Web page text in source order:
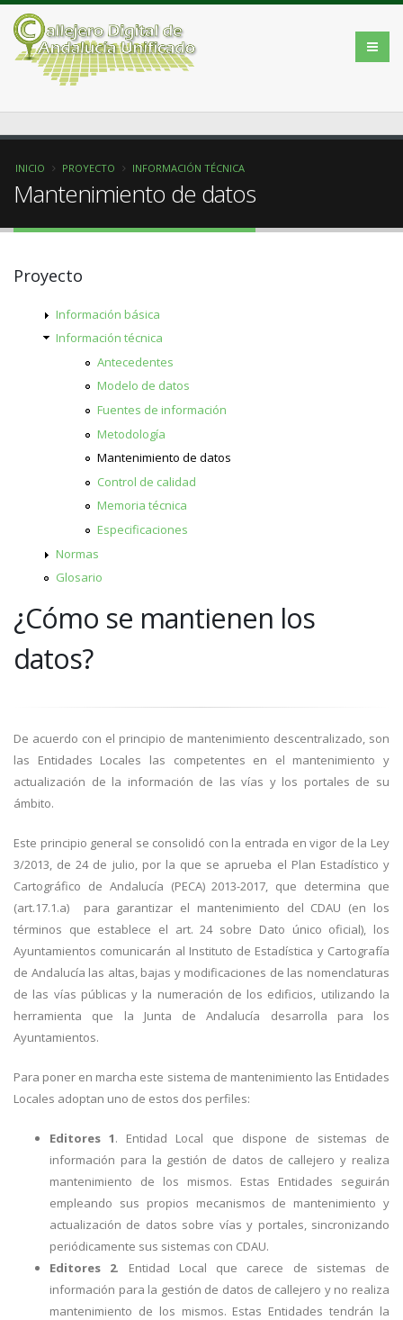
INICIO PROYECTO INFORMACIÓN TÉCNICA
Mantenimiento de datos
Proyecto
Información básica
Información técnica
Antecedentes
Modelo de datos
Fuentes de información
Metodología
Mantenimiento de datos
Control de calidad
Memoria técnica
Especificaciones
Normas
Glosario
¿Cómo se mantienen los
datos?
De acuerdo con el principio de mantenimiento descentralizado, son
las Entidades Locales las competentes en el mantenimiento y
actualización de la información de las vías y los portales de su
ámbito.
Este principio general se consolidó con la entrada en vigor de la Ley
3/2013, de 24 de julio, por la que se aprueba el Plan Estadístico y
Cartográfico de Andalucía (PECA) 2013-2017, que determina que
(art.17.1.a) para garantizar el mantenimiento del CDAU (en los
términos que establece el art. 24 sobre Dato único oficial), los
Ayuntamientos comunicarán al Instituto de Estadística y Cartografía
de Andalucía las altas, bajas y modificaciones de las nomenclaturas
de las vías públicas y la numeración de los edificios, utilizando la
herramienta que la Junta de Andalucía desarrolla para los
Ayuntamientos.
Para poner en marcha este sistema de mantenimiento las Entidades
Locales adoptan uno de estos dos perfiles:
Editores 1. Entidad Local que dispone de sistemas de
información para la gestión de datos de callejero y realiza
mantenimiento de los mismos. Estas Entidades seguirán
empleando sus propios mecanismos de mantenimiento y
actualización de datos sobre vías y portales, sincronizando
periódicamente sus sistemas con CDAU.
Editores 2. Entidad Local que carece de sistemas de
información para la gestión de datos de callejero y no realiza
mantenimiento de los mismos. Estas Entidades tendrán la